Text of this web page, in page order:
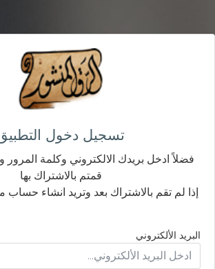
تسجيل دخول
فضلاً ادخل بريدك الالكتروني وكلمة المرور
قمتم بالاشتراك بها
إذا لم تقم بالاشتراك بعد وتريد انشاء
البريد الألكتروني